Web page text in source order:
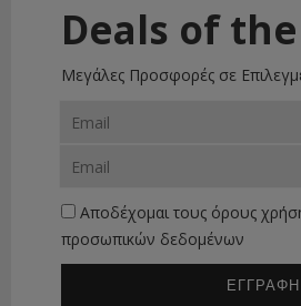
Deals of
Μεγάλες Προσφορές σε
Αποδέχομαι τους όρους
προσωπικών δεδομένων
ΕΓΓΡΑΦΗ